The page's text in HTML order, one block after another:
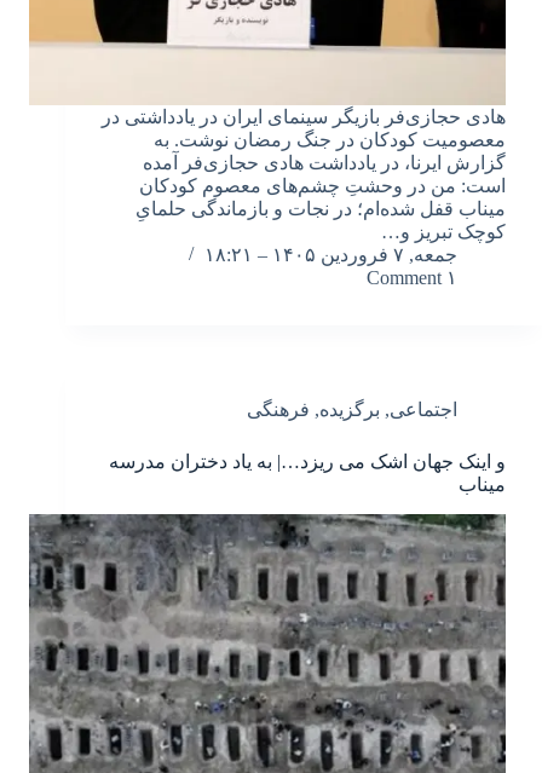
هادی حجازی‌فر بازیگر سینمای ایران در یادداشتی در
معصومیت کودکان در جنگ رمضان نوشت. به
گزارش ایرنا، در یادداشت هادی حجازی‌فر آمده
است: من در وحشتِ چشم‌های معصوم کودکان
میناب قفل شده‌ام؛ در نجات و بازماندگی حلمایِ
کوچک تبریز و…
جمعه, ۷ فروردین ۱۴۰۵ – ۱۸:۲۱
۱ Comment
اجتماعی, برگزیده, فرهنگی
و اینک جهان اشک می ریزد…| به یاد دختران مدرسه
میناب